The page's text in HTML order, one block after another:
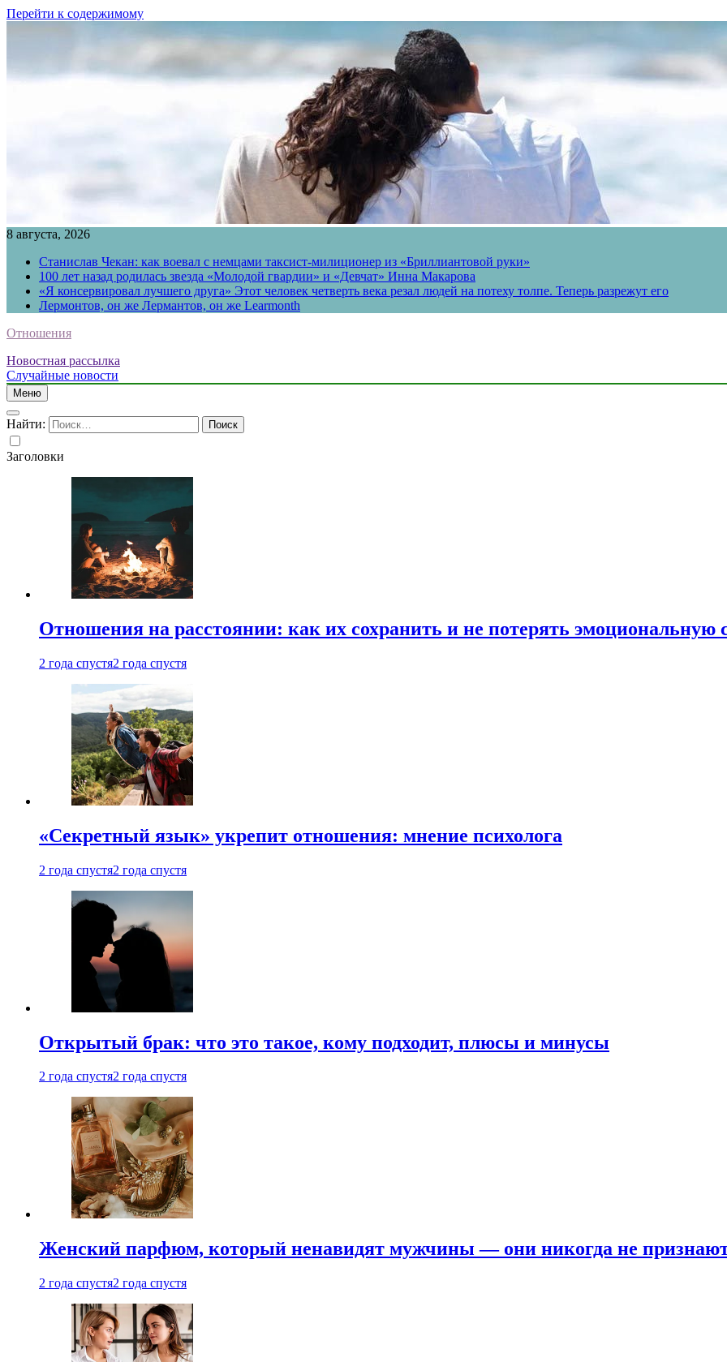
Перейти к содержимому
8 августа, 2026
Станислав Чекан: как воевал с немцами таксист-милиционер из «Бриллиантовой руки»
100 лет назад родилась звезда «Молодой гвардии» и «Девчат» Инна Макарова
«Я консервировал лучшего друга» Этот человек четверть века резал людей на потеху толпе. Теперь разрежут его
Лермонтов, он же Лермантов, он же Learmonth
Отношения
Новостная рассылка
Случайные новости
Меню
Найти:
Заголовки
Отношения на расстоянии: как их сохранить и не потерять
2 года спустя2 года спустя
«Секретный язык» укрепит отношения: мнение психолога
2 года спустя2 года спустя
Открытый брак: что это такое, кому подходит, плюсы и минусы
2 года спустя2 года спустя
Женский парфюм, который ненавидят мужчины — они никогда не
2 года спустя2 года спустя